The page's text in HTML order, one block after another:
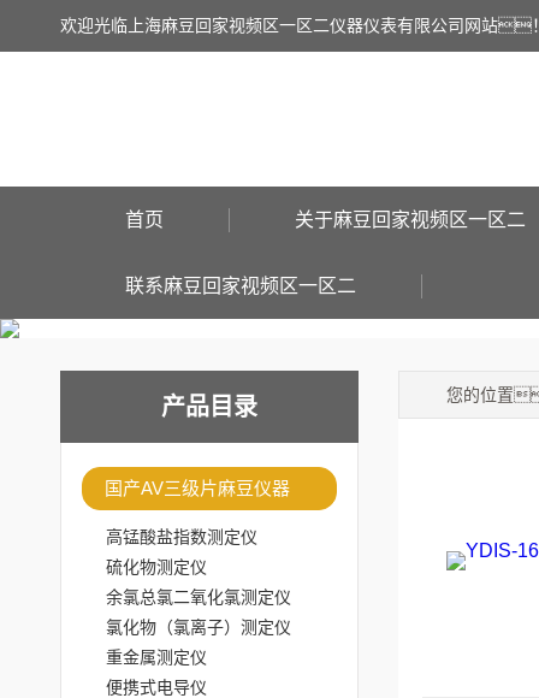
欢迎光临上海麻豆回家视频区一区二仪器仪表有限公司网站
首页 关于麻豆回家视频区一区二
联系麻豆回家视频区一区二
产品目录
国产AV三级片麻豆仪器
高锰酸盐指数测定仪
硫化物测定仪
余氯总氯二氧化氯测定仪
氯化物（氯离子）测定仪
重金属测定仪
便携式电导仪
您的位置